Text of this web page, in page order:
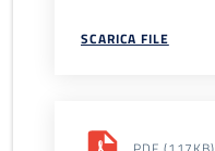
SCARICA FILE